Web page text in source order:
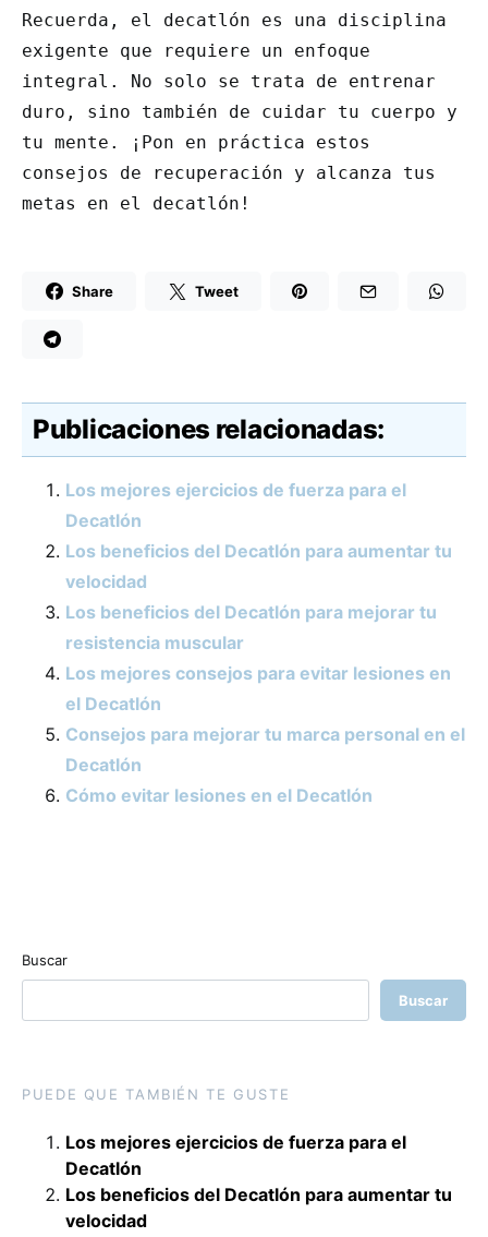
Recuerda, el decatlón es una disciplina
exigente que requiere un enfoque
integral. No solo se trata de entrenar
duro, sino también de cuidar tu cuerpo y
tu mente. ¡Pon en práctica estos
consejos de recuperación y alcanza tus
metas en el decatlón!
Share Tweet
Publicaciones relacionadas:
Los mejores ejercicios de fuerza para el
Decatlón
Los beneficios del Decatlón para aumentar tu
velocidad
Los beneficios del Decatlón para mejorar tu
resistencia muscular
Los mejores consejos para evitar lesiones en
el Decatlón
Consejos para mejorar tu marca personal en el
Decatlón
Cómo evitar lesiones en el Decatlón
Buscar
Buscar
PUEDE QUE TAMBIÉN TE GUSTE
Los mejores ejercicios de fuerza para el
Decatlón
Los beneficios del Decatlón para aumentar tu
velocidad